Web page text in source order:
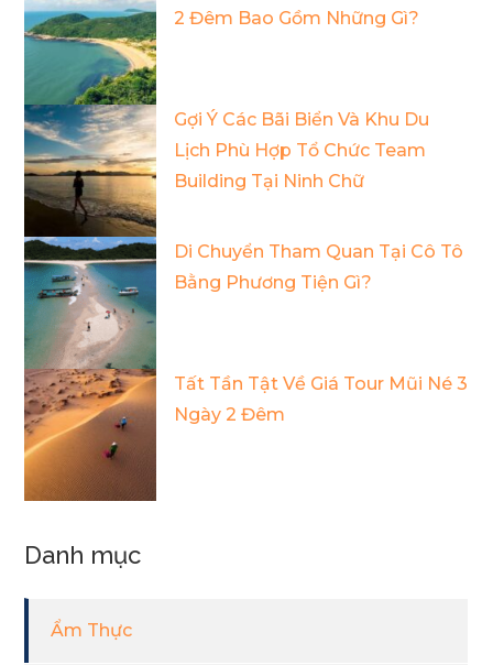
2 Đêm Bao Gồm Những Gì?
Gợi Ý Các Bãi Biển Và Khu Du
Lịch Phù Hợp Tổ Chức Team
Building Tại Ninh Chữ
Di Chuyển Tham Quan Tại Cô Tô
Bằng Phương Tiện Gì?
Tất Tần Tật Về Giá Tour Mũi Né 3
Ngày 2 Đêm
Danh mục
Ẩm Thực